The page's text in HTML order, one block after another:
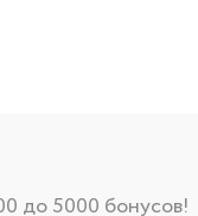
до 5000 бонусов!